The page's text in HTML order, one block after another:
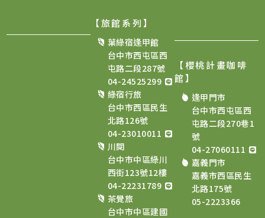
【旅館系列】
葉綠宿逢甲館
台中市西屯區西
屯路二段287號
04-24525299
綠宿行旅
台中市西區民生
北路126號
04-23010011
川閱
台中市中區綠川
西街123號12樓
04-22231789
茶覺旅
台中市中區建國
【櫻桃計畫咖啡
館】
逢甲門市
台中市西屯區西
屯路二段270巷1
號
04-27060111
嘉義門市
嘉義市西區民生
北路175號
05-2223366